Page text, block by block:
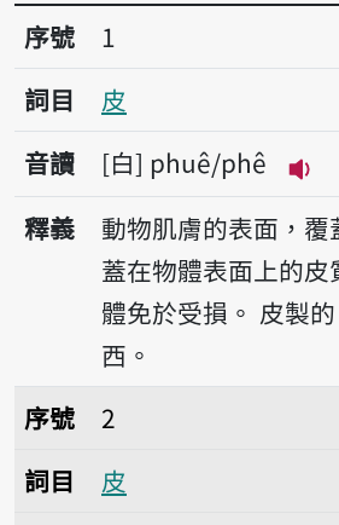
序號1皮
序號
1
詞目
皮
音讀
白 phuê/phê
播
釋義 動物肌膚的表面，覆
蓋在物體表面上的
體免於受損。 皮製的
西。
序號2皮
序號
2
詞目
皮